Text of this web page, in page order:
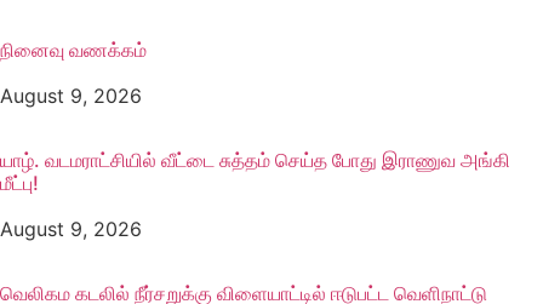
நினைவு வணக்கம்
August 9, 2026
யாழ். வடமராட்சியில் வீட்டை சுத்தம் செய்த போது இராணுவ அங்கி
மீட்பு!
August 9, 2026
வெலிகம கடலில் நீர்சறுக்கு விளையாட்டில் ஈடுபட்ட வெளிநாட்டு